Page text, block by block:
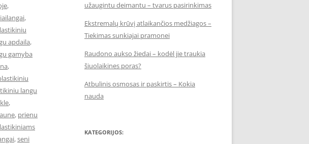
,
,
apdaila,
gamyba
,
langu
,
, prienu
,seni
užaugintu deimantu – tvarus pasirinkimas
Ekstremalų krūvį atlaikančios medžiagos –
Tiekimas sunkiajai pramonei
Raudono aukso žiedai – kodėl jie traukia
šiuolaikines poras?
Atbulinis osmosas ir paskirtis – Kokia
nauda
KATEGORIJOS: